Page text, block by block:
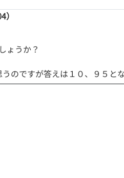
ょうか？
すが答えは１０、９５とな